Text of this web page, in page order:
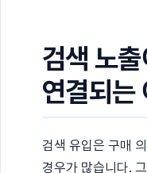
검색 노
연결되는
검색 유입은 구매
경우가 많습니다.